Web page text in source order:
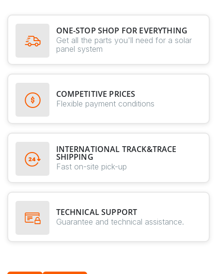
ONE-STOP SHOP FOR EVERYTHING
Get all the parts you'll need for a solar
panel system
COMPETITIVE PRICES
Flexible payment conditions
INTERNATIONAL TRACK&TRACE
SHIPPING
Fast on-site pick-up
TECHNICAL SUPPORT
Guarantee and technical assistance.